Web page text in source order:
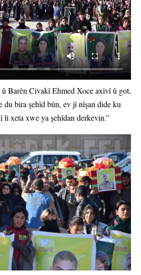
Barên Civakî Ehmed Xoce axivî û got,
du bira şehîd bûn, ev jî nîşan dide ku
li xeta xwe ya şehîdan derkevin.”